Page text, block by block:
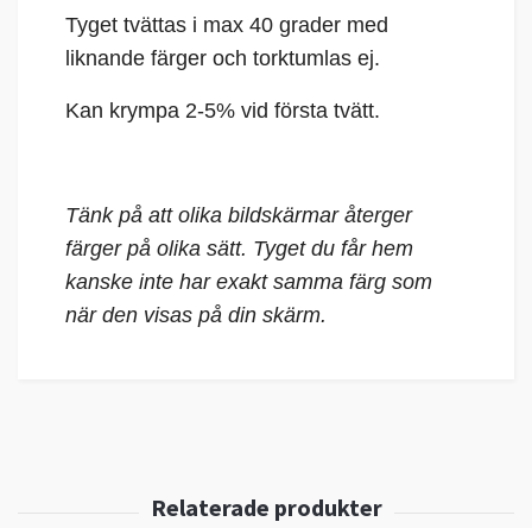
Tyget tvättas i max 40 grader med
liknande färger och torktumlas ej.
Kan krympa 2-5% vid första tvätt.
Tänk på att olika bildskärmar återger
färger på olika sätt. Tyget du får hem
kanske inte har exakt samma färg som
när den visas på din skärm.